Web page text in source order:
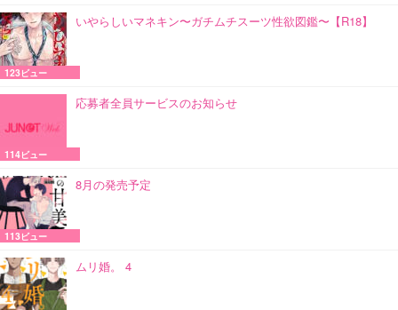
いやらしいマネキン〜ガチムチスーツ性欲図鑑〜【R18】
123ビュー
応募者全員サービスのお知らせ
114ビュー
8月の発売予定
113ビュー
ムリ婚。 4